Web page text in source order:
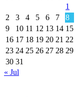
1
2
3 4 5 6 7
8
9
10 11 12 13 14 15
16 17 18 19 20 21 22
23 24 25 26 27 28 29
30 31
« Jul